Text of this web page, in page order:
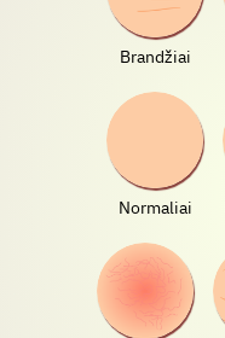
Brandžiai
Normaliai